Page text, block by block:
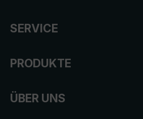
SERVICE
PRODUKTE
ÜBER UNS